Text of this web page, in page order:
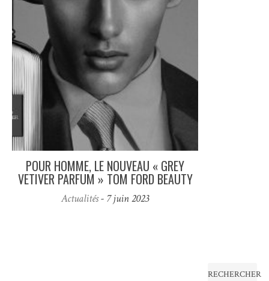
POUR HOMME, LE NOUVEAU « GREY
VETIVER PARFUM » TOM FORD BEAUTY
Actualités- 7 juin 2023
RECHERCHER